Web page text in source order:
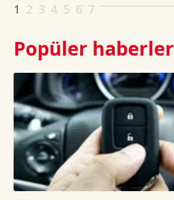
1 2 3 4 5 6 7
Popüler haberler